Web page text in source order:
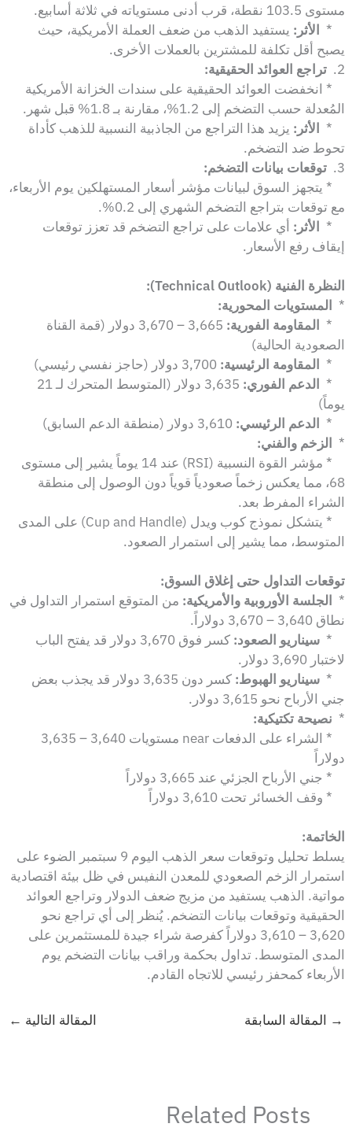
مستوى 103.5 نقطة، قرب أدنى مستوياته في ثلاثة أسابيع.
* الأثر: يستفيد الذهب من ضعف العملة الأمريكية، حيث
يصبح أقل تكلفة للمشترين بالعملات الأخرى.
2.
تراجع العوائد الحقيقية:
* انخفضت العوائد الحقيقية على سندات الخزانة الأمريكية
المُعدلة حسب التضخم إلى 1.2%، مقارنة بـ 1.8% قبل شهر.
* الأثر: يزيد هذا التراجع من الجاذبية النسبية للذهب كأداة
تحوط ضد التضخم.
3.
توقعات بيانات التضخم:
* يتجهز السوق لبيانات مؤشر أسعار المستهلكين يوم الأربعاء،
مع توقعات بتراجع التضخم الشهري إلى 0.2%.
* الأثر: أي علامات على تراجع التضخم قد تعزز توقعات
إيقاف رفع الأسعار.
النظرة الفنية (Technical Outlook):
* المستويات المحورية:
* المقاومة الفورية:
3,665 – 3,670 دولار (قمة القناة
الصعودية الحالية)
* المقاومة الرئيسية: 3,700 دولار (حاجز نفسي رئيسي)
* الدعم الفوري:
3,635 دولار (المتوسط المتحرك لـ 21
يوماً)
* الدعم الرئيسي: 3,610 دولار (منطقة الدعم السابق)
* الزخم والفني:
* مؤشر القوة النسبية (RSI) عند 14 يوماً يشير إلى مستوى
68، مما يعكس زخماً صعودياً قوياً دون الوصول إلى منطقة
الشراء المفرط بعد.
* يتشكل نموذج كوب ويدل (Cup and Handle) على المدى
المتوسط، مما يشير إلى استمرار الصعود.
توقعات التداول حتى إغلاق السوق:
* الجلسة الأوروبية والأمريكية: من المتوقع استمرار التداول في
نطاق 3,640 – 3,670 دولاراً.
* سيناريو الصعود:
كسر فوق 3,670 دولار قد يفتح الباب
لاختبار 3,690 دولار.
* سيناريو الهبوط:
كسر دون 3,635 دولار قد يجذب بعض
جني الأرباح نحو 3,615 دولار.
* نصيحة تكتيكية:
* الشراء على الدفعات near مستويات 3,640 – 3,635
دولاراً
* جني الأرباح الجزئي عند 3,665 دولاراً
* وقف الخسائر تحت 3,610 دولاراً
الخاتمة:
يسلط تحليل وتوقعات سعر الذهب اليوم 9 سبتمبر الضوء على
استمرار الزخم الصعودي للمعدن النفيس في ظل بيئة اقتصادية
مواتية. الذهب يستفيد من مزيج ضعف الدولار وتراجع العوائد
الحقيقية وتوقعات بيانات التضخم. يُنظر إلى أي تراجع نحو
3,620 – 3,610 دولاراً كفرصة شراء جيدة للمستثمرين على
المدى المتوسط. تداول بحكمة وراقب بيانات التضخم يوم
الأربعاء كمحفز رئيسي للاتجاه القادم.
→ المقالة السابقة المقالة التالية ←
Related Posts